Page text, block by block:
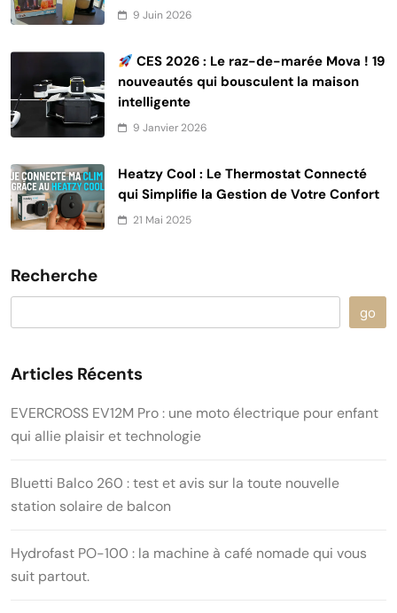
9 Juin 2026
CES 2026 : Le raz-de-marée Mova ! 19
nouveautés qui bousculent la maison
intelligente
9 Janvier 2026
Heatzy Cool : Le Thermostat Connecté
qui Simplifie la Gestion de Votre Confort
21 Mai 2025
Recherche
go
Articles Récents
EVERCROSS EV12M Pro : une moto électrique pour enfant
qui allie plaisir et technologie
Bluetti Balco 260 : test et avis sur la toute nouvelle
station solaire de balcon
Hydrofast PO-100 : la machine à café nomade qui vous
suit partout.